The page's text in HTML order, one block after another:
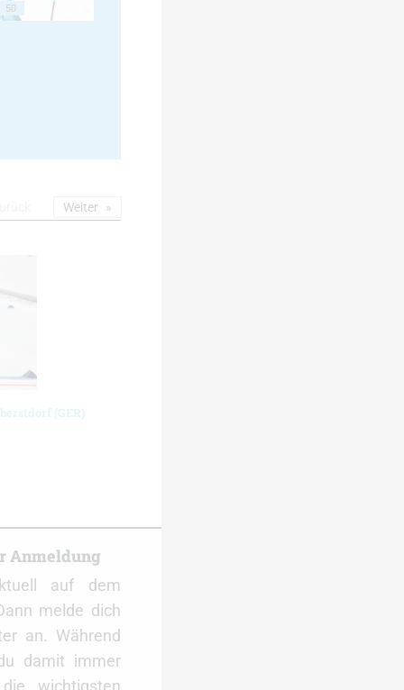
50
(GER)
Weiter
Anmeldung
auf dem
melde dich
an. Während
damit immer
wichtigsten